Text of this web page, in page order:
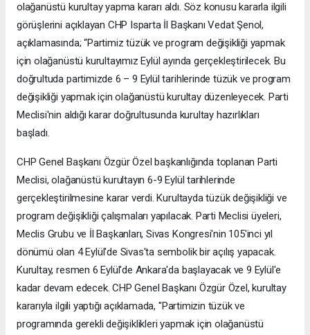
olağanüstü kurultay yapma kararı aldı. Söz konusu kararla ilgili
görüşlerini açıklayan CHP Isparta İl Başkanı Vedat Şenol,
açıklamasında; “Partimiz tüzük ve program değişikliği yapmak
için olağanüstü kurultayımız Eylül ayında gerçekleştirilecek. Bu
doğrultuda partimizde 6 – 9 Eylül tarihlerinde tüzük ve program
değişikliği yapmak için olağanüstü kurultay düzenleyecek. Parti
Meclisi'nin aldığı karar doğrultusunda kurultay hazırlıkları
başladı.
CHP Genel Başkanı Özgür Özel başkanlığında toplanan Parti
Meclisi, olağanüstü kurultayın 6-9 Eylül tarihlerinde
gerçekleştirilmesine karar verdi. Kurultayda tüzük değişikliği ve
program değişikliği çalışmaları yapılacak. Parti Meclisi üyeleri,
Meclis Grubu ve İl Başkanları, Sivas Kongresi'nin 105'inci yıl
dönümü olan 4 Eylül'de Sivas'ta sembolik bir açılış yapacak.
Kurultay, resmen 6 Eylül'de Ankara'da başlayacak ve 9 Eylül'e
kadar devam edecek. CHP Genel Başkanı Özgür Özel, kurultay
kararıyla ilgili yaptığı açıklamada, "Partimizin tüzük ve
programında gerekli değişiklikleri yapmak için olağanüstü